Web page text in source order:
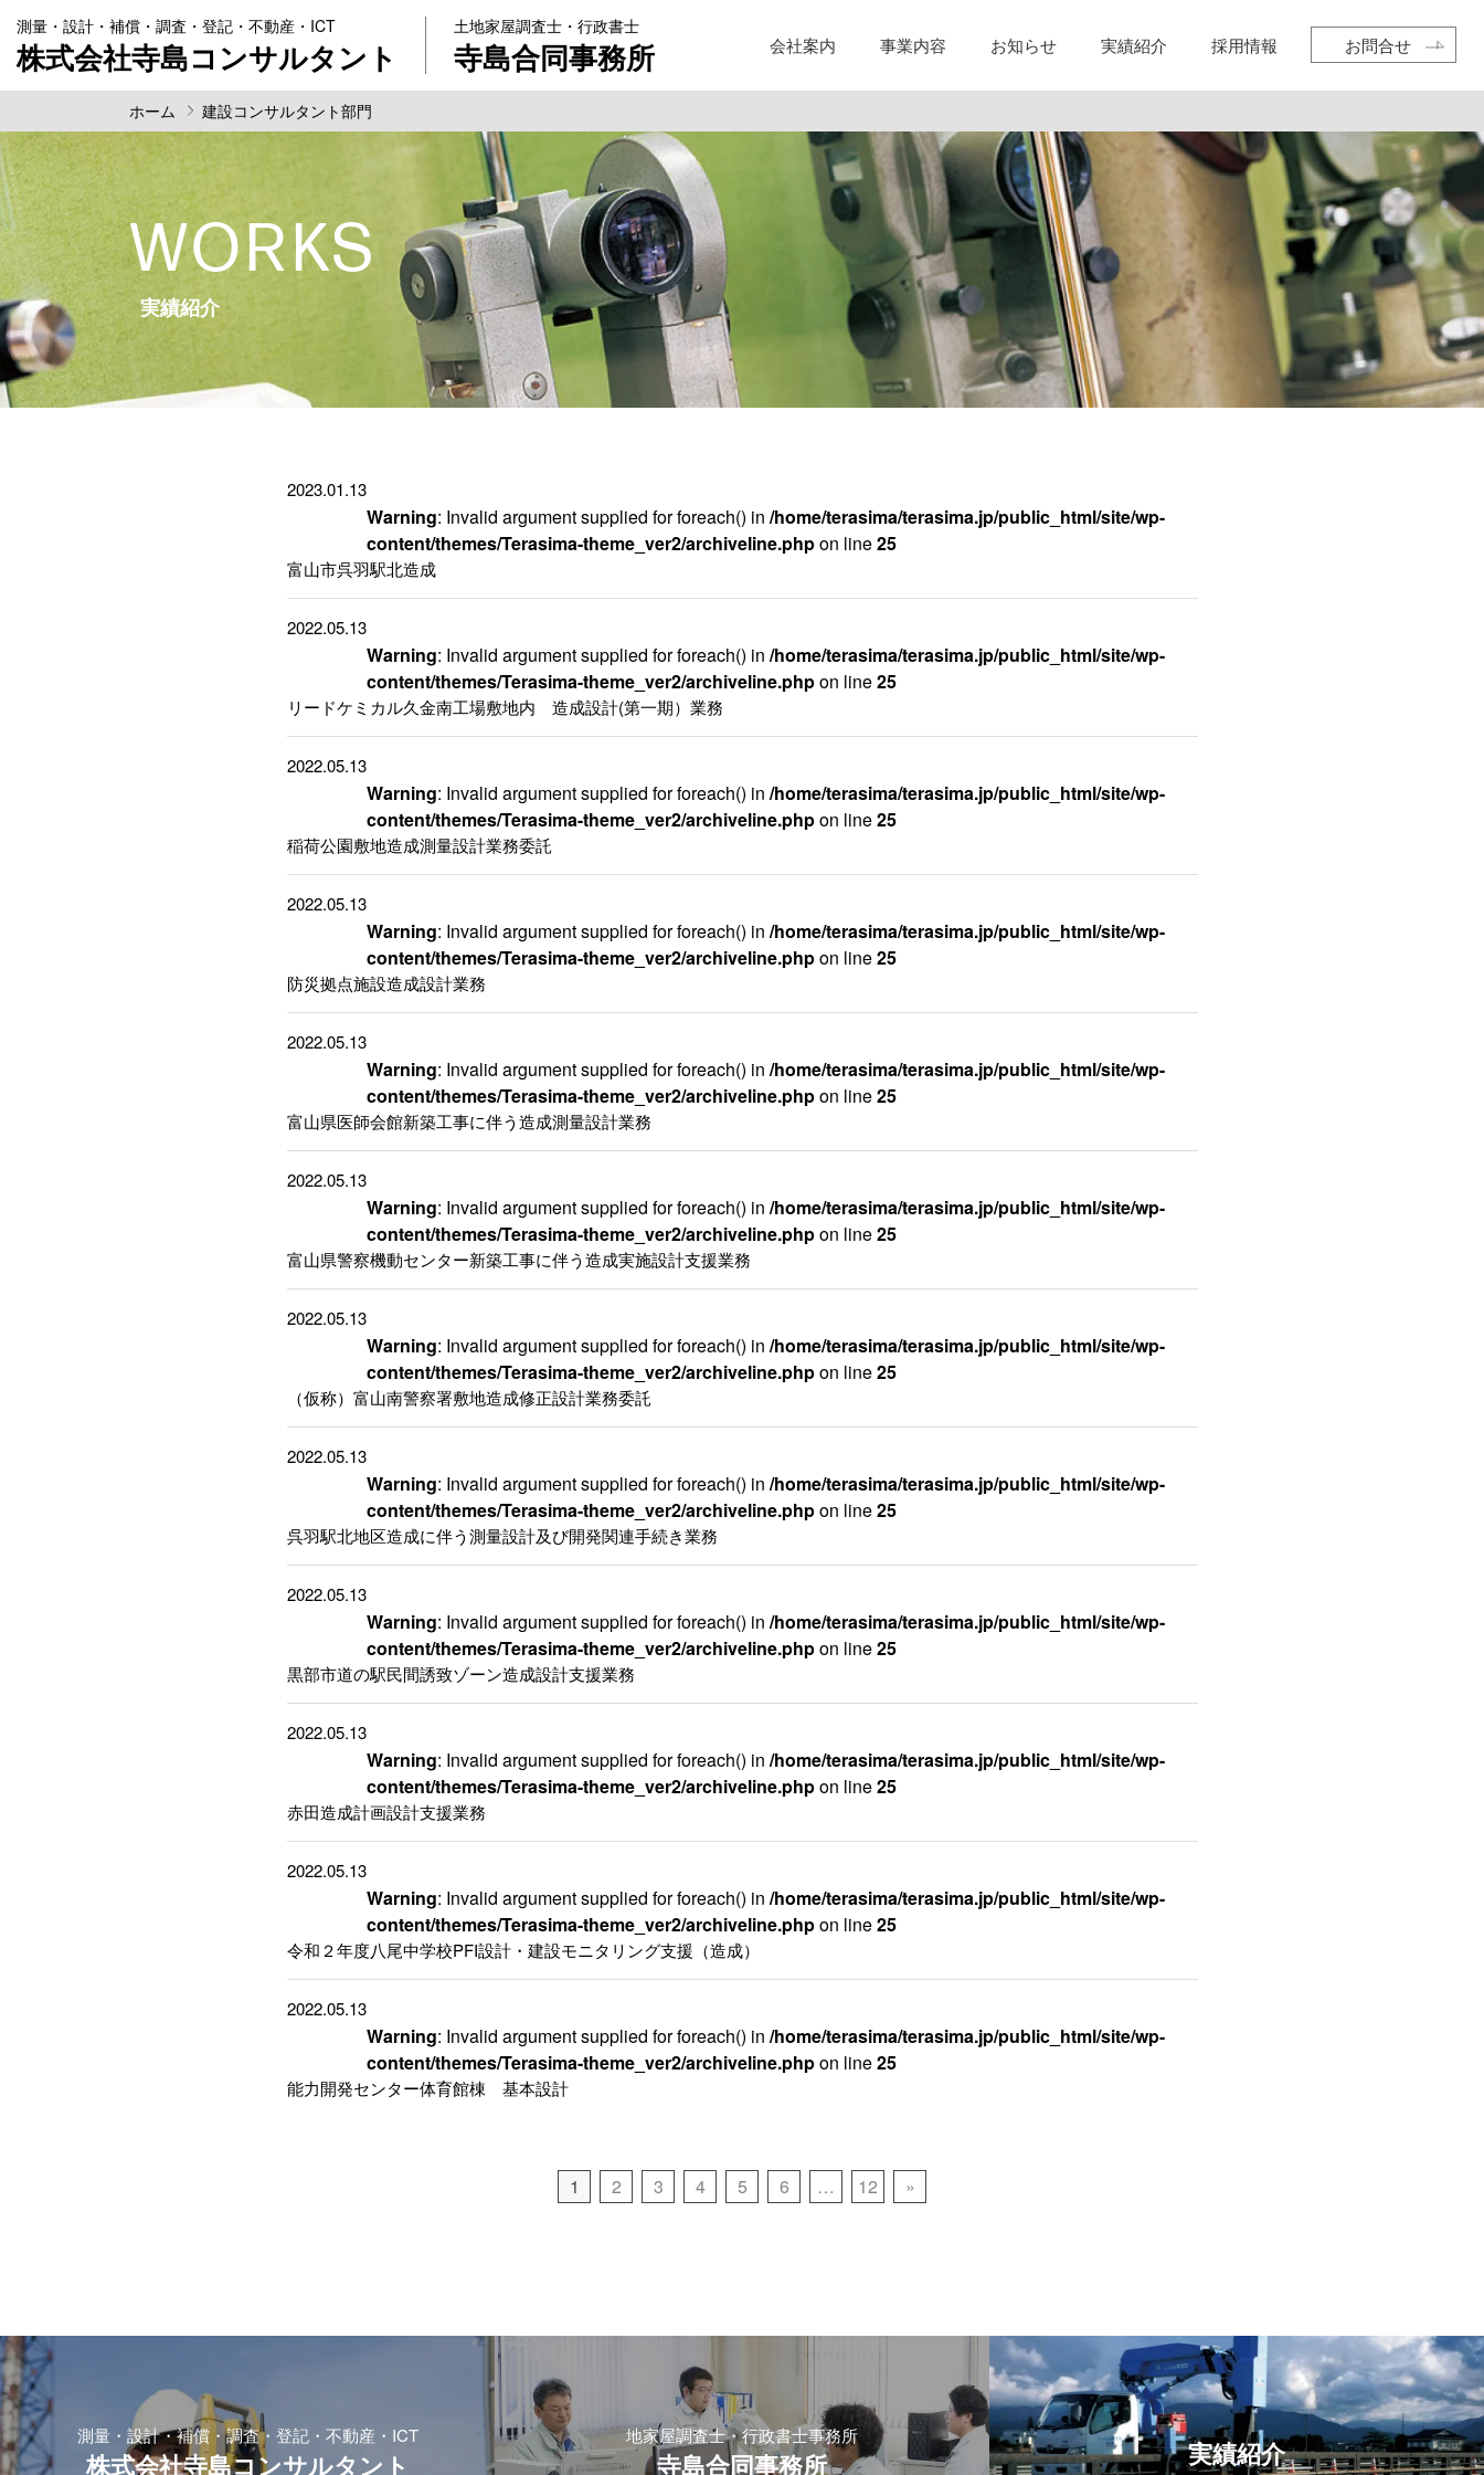
測量・設計・補償・調査・登記・不動産・ICT
株式会社寺島コンサルタント
土地家屋調査士・行政書士
寺島合同事務所 会社案内 事業内容 お知らせ 実績紹介 採用情報 お問合せ
ホーム 建設コンサルタント部門
WORKS
実績紹介
2023.01.13
Warning: Invalid argument supplied for foreach() in /home/terasima/terasima.jp/public_html/site/wp-
content/themes/Terasima-theme_ver2/archiveline.phpon line25
富山市呉羽駅北造成
2022.05.13
Warning: Invalid argument supplied for foreach() in /home/terasima/terasima.jp/public_html/site/wp-
content/themes/Terasima-theme_ver2/archiveline.phpon line25
リードケミカル久金南工場敷地内 造成設計(第一期）業務
2022.05.13
Warning: Invalid argument supplied for foreach() in /home/terasima/terasima.jp/public_html/site/wp-
content/themes/Terasima-theme_ver2/archiveline.phpon line25
稲荷公園敷地造成測量設計業務委託
2022.05.13
Warning: Invalid argument supplied for foreach() in /home/terasima/terasima.jp/public_html/site/wp-
content/themes/Terasima-theme_ver2/archiveline.phpon line25
防災拠点施設造成設計業務
2022.05.13
Warning: Invalid argument supplied for foreach() in /home/terasima/terasima.jp/public_html/site/wp-
content/themes/Terasima-theme_ver2/archiveline.phpon line25
富山県医師会館新築工事に伴う造成測量設計業務
2022.05.13
Warning: Invalid argument supplied for foreach() in /home/terasima/terasima.jp/public_html/site/wp-
content/themes/Terasima-theme_ver2/archiveline.phpon line25
富山県警察機動センター新築工事に伴う造成実施設計支援業務
2022.05.13
Warning: Invalid argument supplied for foreach() in /home/terasima/terasima.jp/public_html/site/wp-
content/themes/Terasima-theme_ver2/archiveline.phpon line25
（仮称）富山南警察署敷地造成修正設計業務委託
2022.05.13
Warning: Invalid argument supplied for foreach() in /home/terasima/terasima.jp/public_html/site/wp-
content/themes/Terasima-theme_ver2/archiveline.phpon line25
呉羽駅北地区造成に伴う測量設計及び開発関連手続き業務
2022.05.13
Warning: Invalid argument supplied for foreach() in /home/terasima/terasima.jp/public_html/site/wp-
content/themes/Terasima-theme_ver2/archiveline.phpon line25
黒部市道の駅民間誘致ゾーン造成設計支援業務
2022.05.13
Warning: Invalid argument supplied for foreach() in /home/terasima/terasima.jp/public_html/site/wp-
content/themes/Terasima-theme_ver2/archiveline.phpon line25
赤田造成計画設計支援業務
2022.05.13
Warning: Invalid argument supplied for foreach() in /home/terasima/terasima.jp/public_html/site/wp-
content/themes/Terasima-theme_ver2/archiveline.phpon line25
令和２年度八尾中学校PFI設計・建設モニタリング支援（造成）
2022.05.13
Warning: Invalid argument supplied for foreach() in /home/terasima/terasima.jp/public_html/site/wp-
content/themes/Terasima-theme_ver2/archiveline.phpon line25
能力開発センター体育館棟 基本設計
1 2 3 4 5 6 … 12 »
測量・設計・補償・調査・登記・不動産・ICT
株式会社寺島コンサルタント
地家屋調査士・行政書士事務所
寺島合同事務所 実績紹介